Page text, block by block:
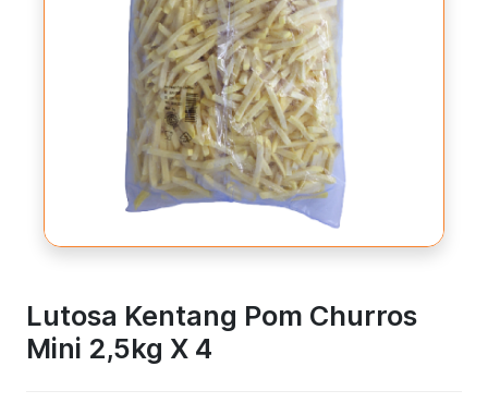
Lutosa Kentang Pom Churros
Mini 2,5kg X 4